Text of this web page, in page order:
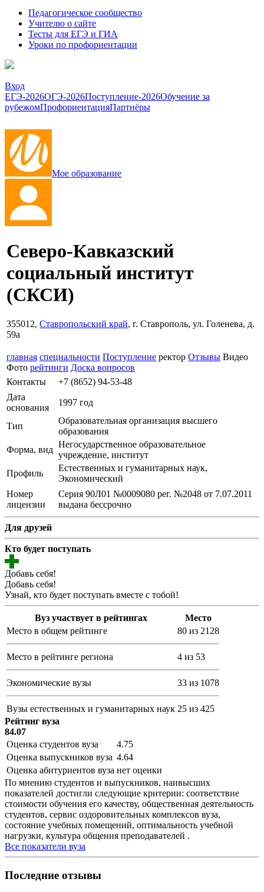
Педагогическое сообщество
Учителю о сайте
Тесты для ЕГЭ и ГИА
Уроки по профориентации
Вход
ЕГЭ-2026ОГЭ-2026Поступление-2026Обучение за
рубежомПрофориентацияПартнёры
Мое образование
Северо-Кавказский
социальный институт
(СКСИ)
355012, Ставропольский край, г. Ставрополь, ул. Голенева, д.
59а
главная специальности Поступление ректор Отзывы Видео
Фото рейтинги Доска вопросов
Контакты
+7 (8652) 94-53-48
Дата
основания
1997 год
Тип
Образовательная организация высшего
образования
Форма, вид
Негосударственное образовательное
учреждение, институт
Профиль
Естественных и гуманитарных наук,
Экономический
Номер
лицензии
Серия 90Л01 №0009080 рег. №2048 от 7.07.2011
выдана бессрочно
Для друзей
Кто будет поступать
Добавь себя!
Добавь себя!
Узнай, кто будет поступать вместе с тобой!
Вуз участвует в рейтингах
Место
Место в общем рейтинге
80 из 2128
Место в рейтинге региона 4 из 53
Экономические вузы 33 из 1078
Вузы естественных и гуманитарных наук 25 из 425
Рейтинг вуза
84.07
Оценка студентов вуза
4.75
Оценка выпускников вуза 4.64
Оценка абитуриентов вуза нет оценки
По мнению студентов и выпускников, наивысших
показателей достигли следующие критерии: соответствие
стоимости обучения его качеству, общественная деятельность
студентов, сервис оздоровительных комплексов вуза,
состояние учебных помещений, оптимальность учебной
нагрузки, культура общения преподавателей .
Все показатели вуза
Последние отзывы